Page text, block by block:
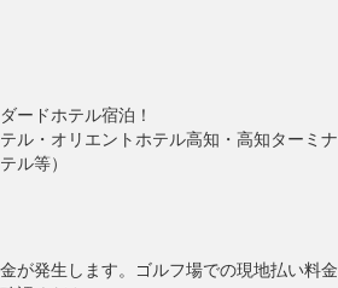
ードホテル宿泊！
ル・オリエントホテル高知・高知ターミナ
ル等）
が発生します。ゴルフ場での現地払い料金